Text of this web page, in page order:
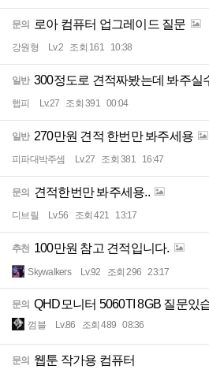
문의 로아 컴퓨터 업그레이드 질문
강원형 Lv.2 조회 161 10:38
일반 300정도로 견적짜봤는데 봐주실
햅피 Lv.27 조회 391 00:04
일반 270만원 견적 한번만 봐주세용
피파대박주셈 Lv.27 조회 381 16:47
문의 견적한번만 봐주세용..
디브릴 Lv.56 조회 421 13:17
추천 100만원 참고 견적입니다.
Skywalkers Lv.92 조회 296 23:17
문의 QHD모니터 5060TI 8GB 질문있
껌블 Lv.86 조회 489 08:36
문의 웹툰 작가용 컴퓨터